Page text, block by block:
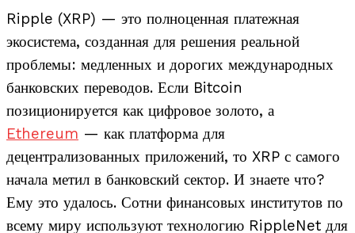
Ripple (XRP) — это полноценная платежная
экосистема, созданная для решения реальной
проблемы: медленных и дорогих международных
банковских переводов. Если Bitcoin
позиционируется как цифровое золото, а
Ethereum — как платформа для
децентрализованных приложений, то XRP с самого
начала метил в банковский сектор. И знаете что?
Ему это удалось. Сотни финансовых институтов по
всему миру используют технологию RippleNet для